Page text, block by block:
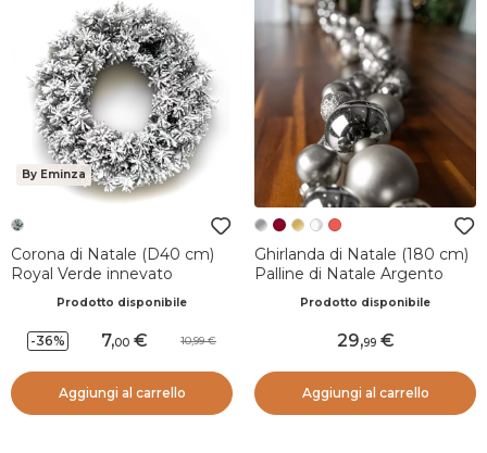
By Eminza
Corona di Natale (D40 cm)
Royal Verde innevato
Prodotto disponibile
-36% 7,00 10,99
Aggiungi al carrello
Ghirlanda di Natale (180 cm)
Palline di Natale Argento
Prodotto disponibile
29,99
Aggiungi al carrello